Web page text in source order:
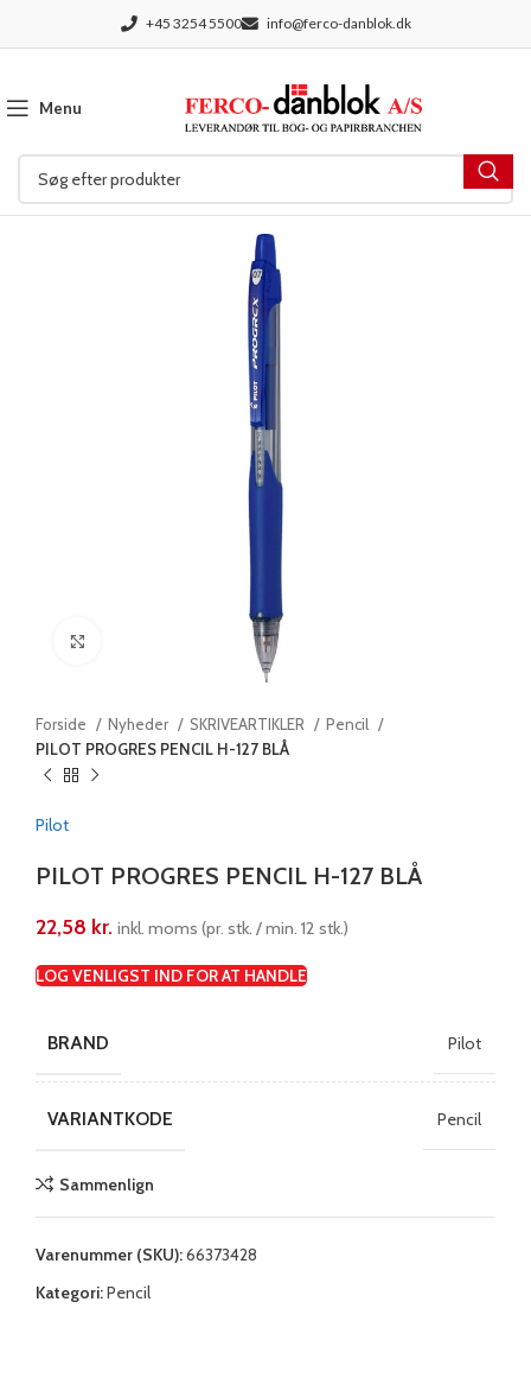
+45 3254 5500 info@ferco-danblok.dk
Menu
Forside Nyheder SKRIVEARTIKLER
Pencil
PILOT PROGRES PENCIL H-127 BLÅ
Pilot
PILOT PROGRES PENCIL H-127 BLÅ
22,58 kr. inkl. moms (pr. stk. / min. 12 stk.)
LOG VENLIGST IND FOR AT HANDLE
BRAND Pilot
VARIANTKODE Pencil
Sammenlign
Varenummer (SKU):66373428
Kategori:Pencil